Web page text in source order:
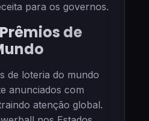
para os governos.
de
de loteria do mundo
anunciados com
atenção global.